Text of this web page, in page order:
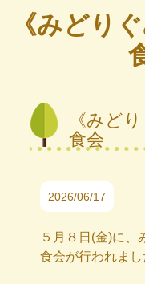
《みどり
《みど
食会
2026/06/17
５月８日(金)に、
食会が行われまし